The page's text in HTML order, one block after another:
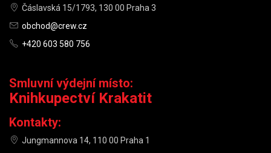
Čáslavská 15/1793, 130 00 Praha 3
obchod@crew.cz
+420 603 580 756
Smluvní výdejní místo:
Knihkupectví Krakatit
Kontakty:
Jungmannova 14, 110 00 Praha 1